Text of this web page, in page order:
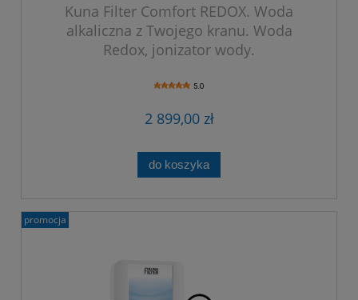
Kuna Filter Comfort REDOX. Woda
alkaliczna z Twojego kranu. Woda
Redox, jonizator wody.
5.0
2 899,00 zł
do koszyka
promocja